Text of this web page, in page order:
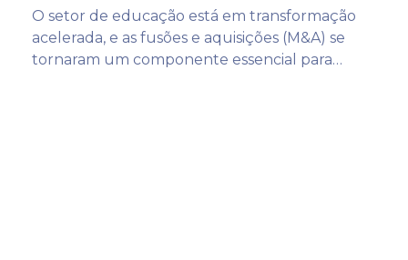
O setor de educação está em transformação
acelerada, e as fusões e aquisições (M&A) se
tornaram um componente essencial para…